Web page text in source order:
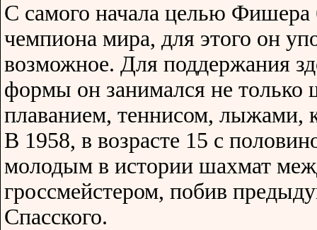
С самого начала целью Фишера
чемпиона мира, для этого он
возможное. Для поддержания
формы он занимался не только
плаванием, теннисом, лыжами,
В 1958, в возрасте 15 с
молодым в истории шахмат
гроссмейстером, побив
Спасского.